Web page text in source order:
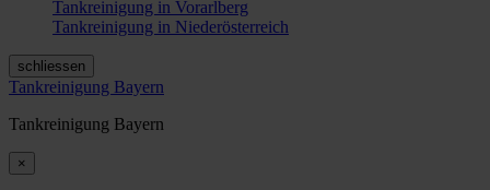
Tankreinigung in Vorarlberg
Tankreinigung in Niederösterreich
schliessen
Tankreinigung Bayern
Tankreinigung Bayern
×